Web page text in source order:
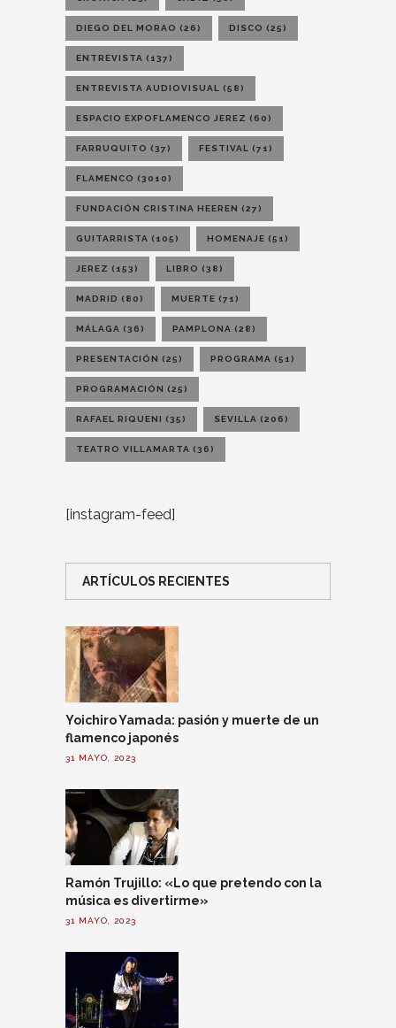
DIEGO DEL MORAO (26) DISCO (25)
ENTREVISTA (137)
ENTREVISTA AUDIOVISUAL (58)
ESPACIO EXPOFLAMENCO JEREZ (60)
FARRUQUITO (37) FESTIVAL (71)
FLAMENCO (3010)
FUNDACIÓN CRISTINA HEEREN (27)
GUITARRISTA (105) HOMENAJE (51)
JEREZ (153) LIBRO (38)
MADRID (80) MUERTE (71)
MÁLAGA (36) PAMPLONA (28)
PRESENTACIÓN (25) PROGRAMA (51)
PROGRAMACIÓN (25)
RAFAEL RIQUENI (35) SEVILLA (206)
TEATRO VILLAMARTA (36)
[instagram-feed]
ARTÍCULOS RECIENTES
Yoichiro Yamada: pasión y muerte de un
flamenco japonés
31 MAYO, 2023
Ramón Trujillo: «Lo que pretendo con la
música es divertirme»
31 MAYO, 2023